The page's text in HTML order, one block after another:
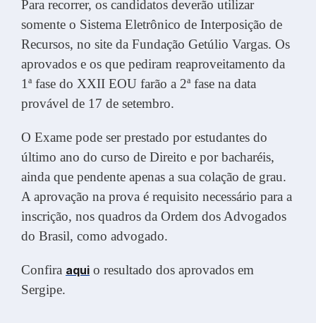
Para recorrer, os candidatos deverão utilizar
somente o Sistema Eletrônico de Interposição de
Recursos, no site da Fundação Getúlio Vargas. Os
aprovados e os que pediram reaproveitamento da
1ª fase do XXII EOU farão a 2ª fase na data
provável de 17 de setembro.
O Exame pode ser prestado por estudantes do
último ano do curso de Direito e por bacharéis,
ainda que pendente apenas a sua colação de grau.
A aprovação na prova é requisito necessário para a
inscrição, nos quadros da Ordem dos Advogados
do Brasil, como advogado.
Confira aqui o resultado dos aprovados em
Sergipe.